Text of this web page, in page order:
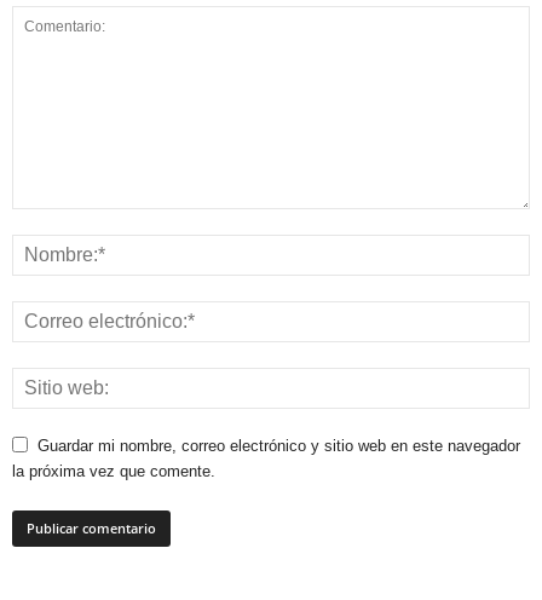
Guardar mi nombre, correo electrónico y sitio web en este navegador
la próxima vez que comente.